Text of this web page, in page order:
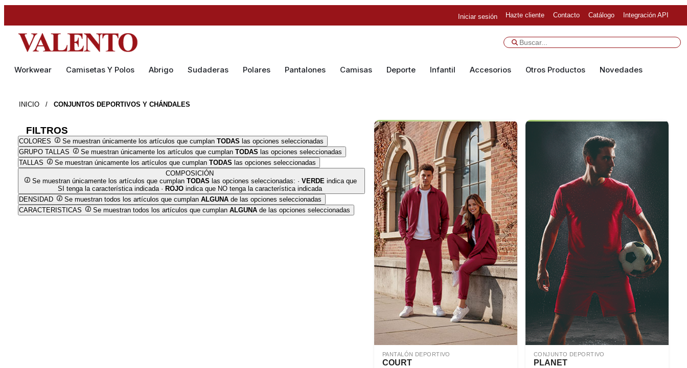
Iniciar sesión Hazte cliente Contacto Catálogo Integración API
Workwear Camisetas Y Polos Abrigo Sudaderas Polares Pantalones Camisas Deporte Infantil Accesorios Otros Productos Novedades
INICIO / CONJUNTOS DEPORTIVOS Y CHÁNDALES
FILTROS
COLORES Se muestran únicamente los artículos que cumplan TODAS las opciones seleccionadas
GRUPO TALLAS
Se muestran únicamente los artículos que cumplan TODAS las opciones seleccionadas
TALLAS
Se muestran únicamente los artículos que cumplan TODAS las opciones seleccionadas
COMPOSICIÓN
Se muestran únicamente los artículos que cumplan TODAS las opciones seleccionadas: · VERDEindica que
SI tenga la característica indicada · ROJOindica que NO tenga la característica indicada
DENSIDAD
Se muestran todos los artículos que cumplan ALGUNAde las opciones seleccionadas
CARACTERISTICAS
Se muestran todos los artículos que cumplan ALGUNAde las opciones seleccionadas
PANTALÓN DEPORTIVO
COURT
CONJUNTO DEPORTIVO
PLANET